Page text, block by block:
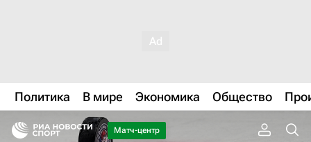
Политика В мире Экономика Общество
Матч-центр